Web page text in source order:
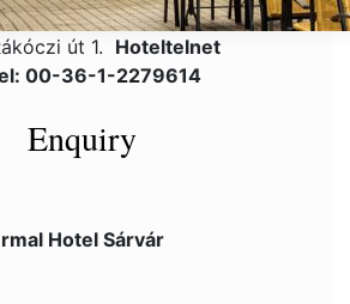
út 1. Hoteltelnet
00-36-1-2279614
Enquiry
Hotel Sárvár